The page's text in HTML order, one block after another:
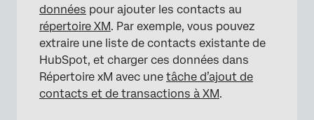
données pour ajouter les contacts au
répertoire XM. Par exemple, vous pouvez
extraire une liste de contacts existante de
HubSpot, et charger ces données dans
Répertoire xM avec une tâche d’ajout de
contacts et de transactions à XM.